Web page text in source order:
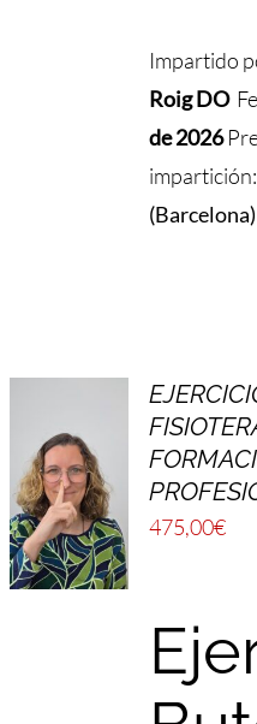
Impartido
Roig DO
de 2026
(Barcelona)
475,00€